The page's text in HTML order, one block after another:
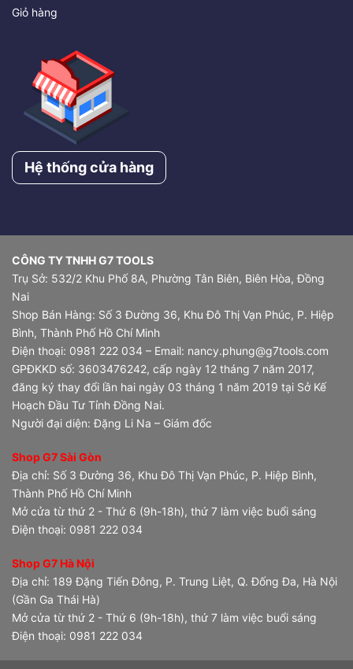
Giỏ hàng
Hệ thống cửa hàng
CÔNG TY TNHH G7 TOOLS
Trụ Sở: 532/2 Khu Phố 8A, Phường Tân Biên, Biên Hòa, Đồng
Nai
Shop Bán Hàng: Số 3 Đường 36, Khu Đô Thị Vạn Phúc, P. Hiệp
Bình, Thành Phố Hồ Chí Minh
Điện thoại: 0981 222 034 – Email: nancy.phung@g7tools.com
GPĐKKD số: 3603476242, cấp ngày 12 tháng 7 năm 2017,
đăng ký thay đổi lần hai ngày 03 tháng 1 năm 2019 tại Sở Kế
Hoạch Đầu Tư Tỉnh Đồng Nai.
Người đại diện: Đặng Li Na – Giám đốc
Shop G7 Sài Gòn
Địa chỉ: Số 3 Đường 36, Khu Đô Thị Vạn Phúc, P. Hiệp Bình,
Thành Phố Hồ Chí Minh
Mở cửa từ thứ 2 - Thứ 6 (9h-18h), thứ 7 làm việc buổi sáng
Điện thoại: 0981 222 034
Shop G7 Hà Nội
Địa chỉ: 189 Đặng Tiến Đông, P. Trung Liệt, Q. Đống Đa, Hà Nội
(Gần Ga Thái Hà)
Mở cửa từ thứ 2 - Thứ 6 (9h-18h), thứ 7 làm việc buổi sáng
Điện thoại: 0981 222 034